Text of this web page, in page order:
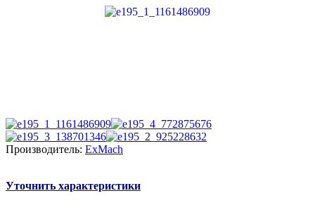
Производитель: ExMach
Уточнить характеристики